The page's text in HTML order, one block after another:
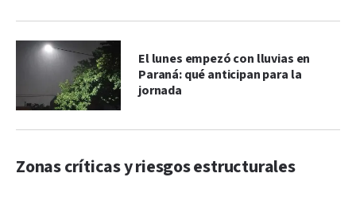
El lunes empezó con lluvias en
Paraná: qué anticipan para la
jornada
Zonas críticas y riesgos estructurales